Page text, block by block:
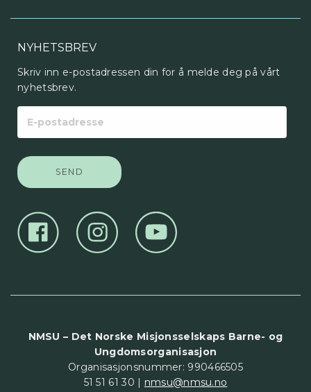
NYHETSBREV
Skriv inn e-postadressen din for å melde deg på vårt
nyhetsbrev.
postadresse
NMSU – Det Norske Misjonsselskaps Barne- og
Ungdomsorganisasjon
Organisasjonsnummer: 990466505
51 51 61 30 | nmsu@nmsu.no